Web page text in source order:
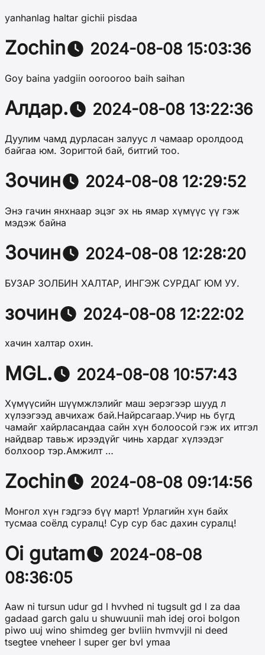
yanhanlag haltar gichii pisdaa
Zochin 2024-08-08 15:03:36
Goy baina yadgiin oorooroo baih saihan
Алдар. 2024-08-08 13:22:36
Дуулим чамд дурласан залуус л чамаар оролдоод
байгаа юм. Зоригтой бай, битгий тоо.
Зочин 2024-08-08 12:29:52
Энэ гачин янхнаар эцэг эх нь ямар хүмүүс үү гэж
мэдэж байна
Зочин 2024-08-08 12:28:20
БУЗАР ЗОЛБИН ХАЛТАР, ИНГЭЖ СУРДАГ ЮМ УУ.
зочин 2024-08-08 12:22:02
хачин халтар охин.
MGL. 2024-08-08 10:57:43
Хүмүүсийн шүүмжлэлийг маш эерэгээр шууд л
хүлээгээд авчихаж бай.Найрсагаар.Учир нь бүгд
чамайг хайрласандаа сайн хүн болоосой гэж их итгэл
найдвар тавьж ирээдүйг чинь хардаг хүлээдэг
болхоор тэр.Амжилт …
Zochin 2024-08-08 09:14:56
Монгол хүн гэдгээ бүү март! Урлагийн хүн байх
тусмаа соёлд суралц! Сур сур бас дахин суралц!
Oi gutam
2024-08-08
08:36:05
Aaw ni tursun udur gd l hvvhed ni tugsult gd l za daa
gadaad garch galu u shuwuunii mah idej oroi bolgon
piwo uuj wino shimdeg ger bvliin hvmvvjil ni deed
tsegtee vneheer l super ger bvl ymaa